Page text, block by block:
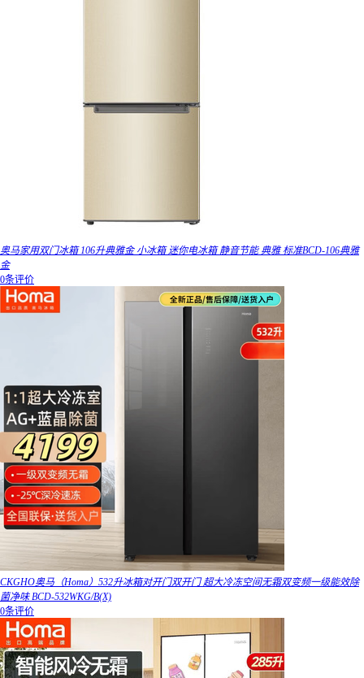
奥马家用双门冰箱 106升典雅金 小冰箱 迷你电冰箱 静音节能 典雅 标准BCD-106典雅
金
0条评价
CKGHO奥马（Homa）532升冰箱对开门双开门 超大冷冻空间无霜双变频一级能效除
菌净味 BCD-532WKG/B(X)
0条评价